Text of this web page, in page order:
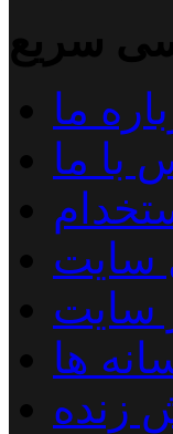
سریع
ما
با ما
سایت
سایت
ها
زنده